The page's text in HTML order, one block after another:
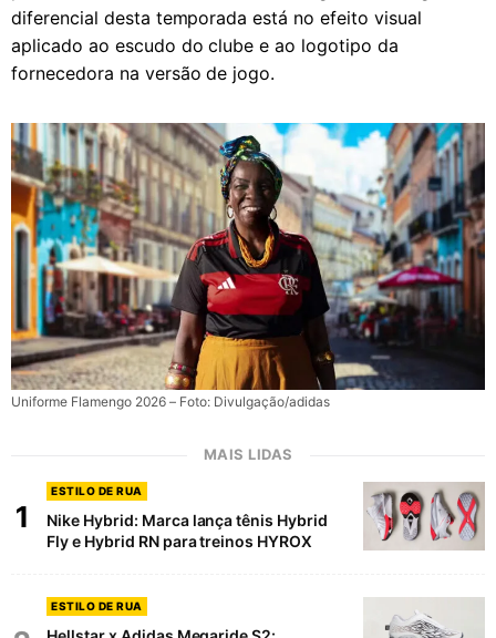
diferencial desta temporada está no efeito visual
aplicado ao escudo do clube e ao logotipo da
fornecedora na versão de jogo.
Uniforme Flamengo 2026 – Foto: Divulgação/adidas
MAIS LIDAS
1
ESTILO DE RUA
Nike Hybrid: Marca lança tênis Hybrid
Fly e Hybrid RN para treinos HYROX
ESTILO DE RUA